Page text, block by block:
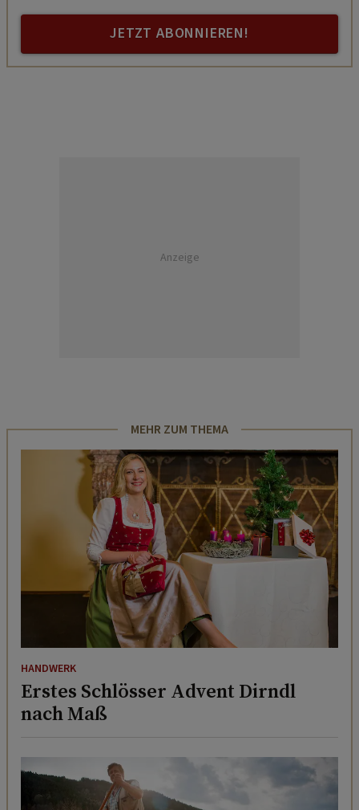
JETZT ABONNIEREN!
Anzeige
MEHR ZUM THEMA
HANDWERK
Erstes Schlösser Advent Dirndl
nach Maß